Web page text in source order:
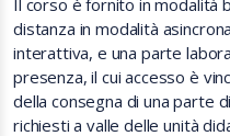
Il corso è fornito in modalità
distanza in modalità
interattiva, e una parte
presenza, il cui accesso è
della consegna di una parte
richiesti a valle delle unità